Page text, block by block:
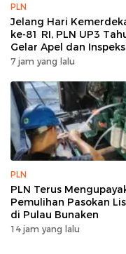
PLN
Jelang Hari
ke-81 RI, PLN UP3
Gelar Apel dan
Peralatan Guna
Kepulauan Nusa Utara
7 jam yang lalu
PLN
PLN Terus
Pemulihan Pasokan
di Pulau Bunaken
14 jam yang lalu